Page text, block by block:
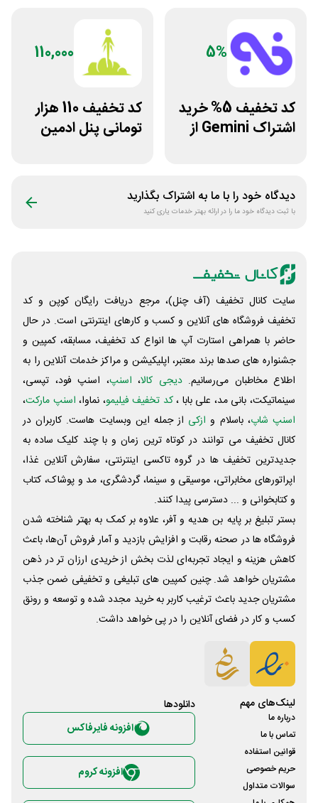
5%
کد تخفیف 5% خرید
اشتراک Gemini از
110,000
کد تخفیف 110 هزار
تومانی پنل ادمین
دیدگاه خود را با ما به اشتراک بگذارید
با ثبت دیدگاه خود ما را در ارائه بهتر خدمات یاری کنید
سایت کانال تخفیف (آف چنل)، مرجع دریافت رایگان کوپن و کد
تخفیف فروشگاه های آنلاین و کسب و‌ کارهای اینترنتی است. در حال
حاضر با همراهی استارت آپ ها انواع کد تخفیف، مسابقه، کمپین و
جشنواره های صدها برند معتبر، اپلیکیشن و مراکز خدمات آنلاین را به
اطلاع مخاطبان می‌رسانیم. دیجی کالا، اسنپ، اسنپ فود، تپسی،
سینماتیکت، بانی مد، علی‌ بابا ،کد تخفیف فیلیمو، نماوا، اسنپ مارکت،
اسنپ شاپ، باسلام و ازکی از جمله این وبسایت ‌هاست. کاربران در
کانال تخفیف می توانند در کوتاه ترین زمان و با چند کلیک ساده به
جدیدترین تخفیف ها در گروه تاکسی اینترنتی، سفارش آنلاین غذا،
اپراتورهای مخابراتی، موسیقی و سینما، گردشگری، مد و پوشاک، کتاب
و کتابخوانی و ... دسترسی پیدا کنند.
بستر تبلیغ بر پایه بن هدیه و آفر، علاوه بر کمک به بهتر شناخته شدن
فروشگاه ها در صحنه رقابت و افزایش بازدید و آمار فروش آن‌ها، باعث
کاهش هزینه و ایجاد تجربه‌ای لذت بخش از خریدی ارزان تر در ذهن
مشتریان خواهد شد. چنین کمپین های تبلیغی و تخفیفی ضمن جذب
مشتریان جدید باعث ترغیب کاربر به خرید مجدد شده و توسعه و رونق
کسب و کار در فضای آنلاین را در پی خواهد داشت.
لینک‌های مهم
درباره ما
تماس با ما
قوانین استفاده
حریم خصوصی
سوالات متداول
دانلود‌ها
افزونه فایرفاکس
افزونه کروم